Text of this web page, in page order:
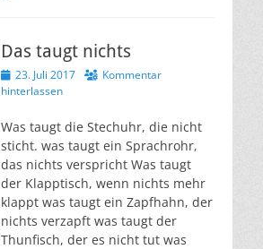
Das taugt nichts
Veröffentlicht
am
23. Juli 2017
Kommentar
hinterlassen
Was taugt die Stechuhr, die nicht
sticht. was taugt ein Sprachrohr,
das nichts verspricht Was taugt
der Klapptisch, wenn nichts mehr
klappt was taugt ein Zapfhahn, der
nichts verzapft was taugt der
Thunfisch, der es nicht tut was